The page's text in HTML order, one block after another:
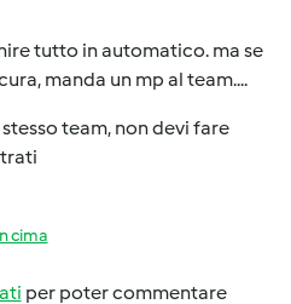
tutto in automatico. ma se
manda un mp al team....
team, non devi fare
cima
per poter commentare